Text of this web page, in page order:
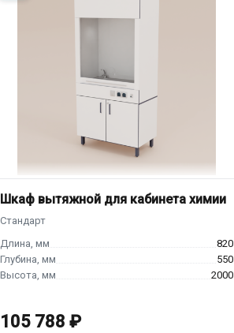
Шкаф вытяжной для кабинета химии
820
550
2000
105 788 ₽